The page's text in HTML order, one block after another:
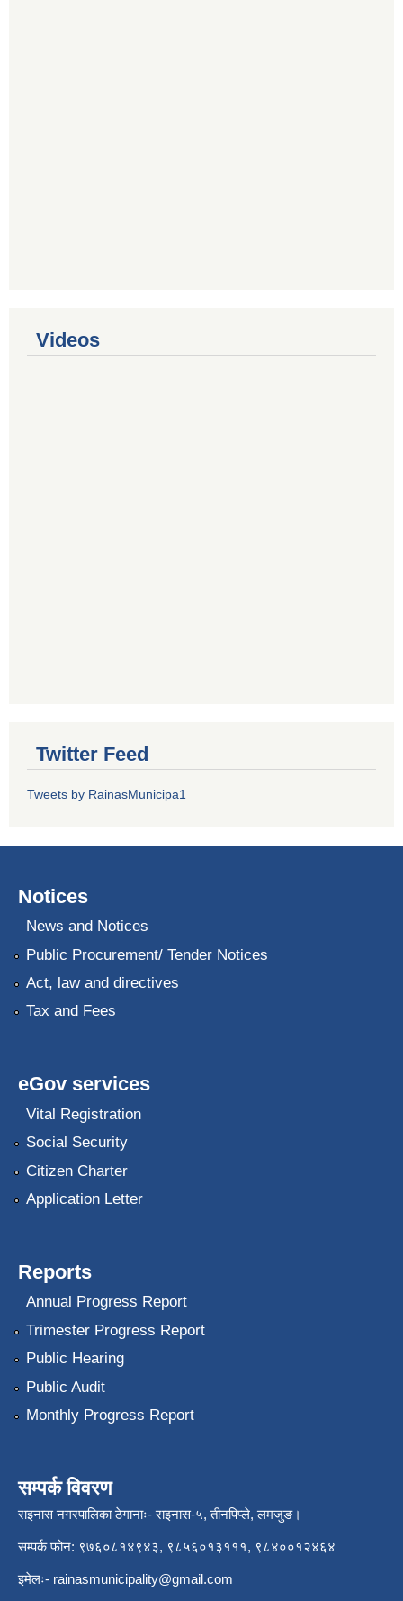
Videos
Twitter Feed
Tweets by RainasMunicipa1
Notices
News and Notices
Public Procurement/ Tender Notices
Act, law and directives
Tax and Fees
eGov services
Vital Registration
Social Security
Citizen Charter
Application Letter
Reports
Annual Progress Report
Trimester Progress Report
Public Hearing
Public Audit
Monthly Progress Report
सम्पर्क विवरण
राइनास नगरपालिका ठेगानाः- राइनास-५, तीनपिप्ले, लमजुङ।
सम्पर्क फोन: ९७६०८१४९४३, ९८५६०१३१११, ९८४००१२४६४
इमेलः- rainasmunicipality@gmail.com